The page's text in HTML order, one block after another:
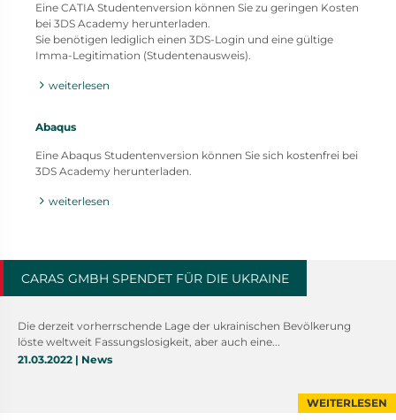
Eine CATIA Studentenversion können Sie zu geringen Kosten
bei 3DS Academy herunterladen.
Sie benötigen lediglich einen 3DS-Login und eine gültige
Imma-Legitimation (Studentenausweis).
weiterlesen
Abaqus
Eine Abaqus Studentenversion können Sie sich kostenfrei bei
3DS Academy herunterladen.
weiterlesen
CARAS GMBH SPENDET FÜR DIE UKRAINE
Die derzeit vorherrschende Lage der ukrainischen Bevölkerung
löste weltweit Fassungslosigkeit, aber auch eine...
21.03.2022 | News
WEITERLESEN